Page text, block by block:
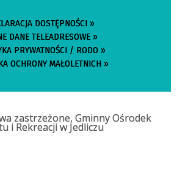
DOSTĘPNOŚCI »
DANE TELEADRESOWE »
PRYWATNOŚCI / RODO »
OCHRONY MAŁOLETNICH »
zastrzeżone, Gminny Ośrodek
i Rekreacji w Jedliczu